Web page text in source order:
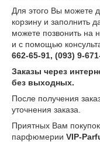
Для этого Вы можете
корзину и заполнить
можете позвонить на
и с помощью
662-65-91, (093) 9-
Заказы через
без выходных.
После получения
уточнения заказа.
Приятных Вам
парфюмерии VIP-